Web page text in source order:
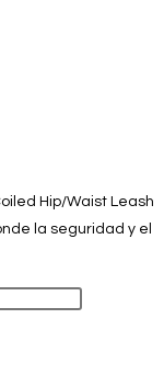
Hip/Waist Leash
la seguridad y el